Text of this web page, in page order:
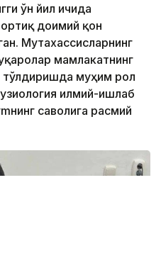
ўн йил ичида
ортиқ доимий қон
Мутахассисларнинг
мамлакатнинг
тўлдиришда муҳим рол
илмий-ишлаб
саволига расмий